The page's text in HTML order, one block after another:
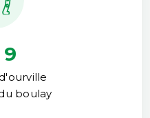
9
boulay